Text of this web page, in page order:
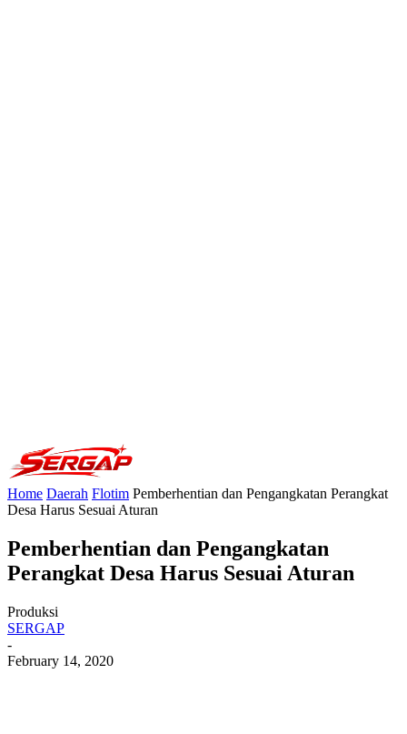
Home Daerah Flotim Pemberhentian dan Pengangkatan Perangkat
Desa Harus Sesuai Aturan
Pemberhentian dan Pengangkatan
Perangkat Desa Harus Sesuai Aturan
Produksi
SERGAP
-
February 14, 2020